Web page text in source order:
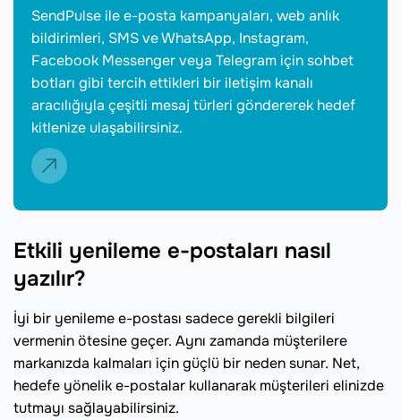
SendPulse ile e-posta kampanyaları, web anlık
bildirimleri, SMS ve WhatsApp, Instagram,
Facebook Messenger veya Telegram için sohbet
botları gibi tercih ettikleri bir iletişim kanalı
aracılığıyla çeşitli mesaj türleri göndererek hedef
kitlenize ulaşabilirsiniz.
Etkili yenileme e-postaları nasıl
yazılır?
İyi bir yenileme e-postası sadece gerekli bilgileri
vermenin ötesine geçer. Aynı zamanda müşterilere
markanızda kalmaları için güçlü bir neden sunar. Net,
hedefe yönelik e-postalar kullanarak müşterileri elinizde
tutmayı sağlayabilirsiniz.